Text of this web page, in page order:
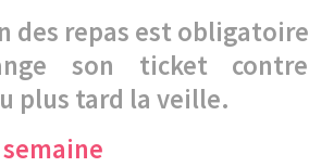
des repas est
son ticket
plus tard la veille.